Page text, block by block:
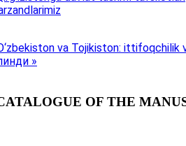
va Tojikiston: ittifoqchilik
»
OF THE